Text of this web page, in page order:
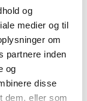
og
medier og til
om
partnere inden
og
disse
dem, eller som
havde